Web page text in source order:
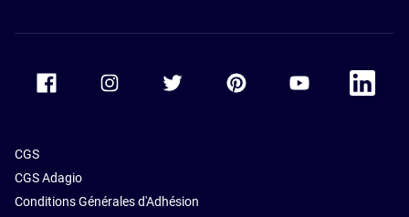
Accor Facebook Accor TwitterAccor PinterestAccor Youtube
Accor
CGS
CGS Adagio
Conditions Générales d'Adhésion